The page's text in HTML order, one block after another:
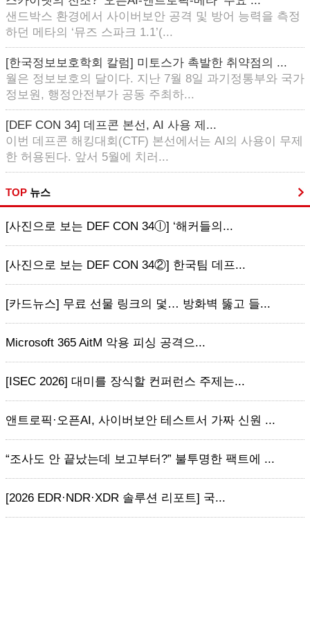
샌드박스 환경에서 사이버보안 공격 및 방어 능력을 측정
하던 메타의 ‘뮤즈 스파크 1.1’(...
[한국정보보호학회 칼럼] 미토스가 촉발한 취약점의 ...
월은 정보보호의 달이다. 지난 7월 8일 과기정통부와 국가
정보원, 행정안전부가 공동 주최하...
[DEF CON 34] 데프콘 본선, AI 사용 제...
이번 데프콘 해킹대회(CTF) 본선에서는 AI의 사용이 무제
한 허용된다. 앞서 5월에 치러...
TOP 뉴스
[사진으로 보는 DEF CON 34ⓛ] ‘해커들의...
[사진으로 보는 DEF CON 34②] 한국팀 데프...
[카드뉴스] 무료 선물 링크의 덫… 방화벽 뚫고 들...
Microsoft 365 AitM 악용 피싱 공격으...
[ISEC 2026] 대미를 장식할 컨퍼런스 주제는...
앤트로픽·오픈AI, 사이버보안 테스트서 가짜 신원 ...
“조사도 안 끝났는데 보고부터?” 불투명한 팩트에 ...
[2026 EDR·NDR·XDR 솔루션 리포트] 국...